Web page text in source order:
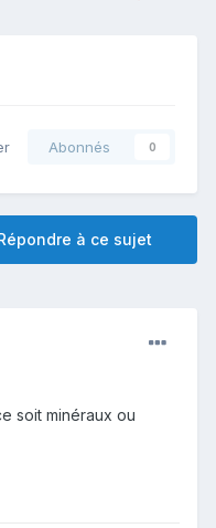
Abonnés 0
à ce sujet
soit minéraux ou